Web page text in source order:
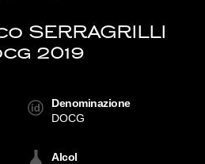
SERRAGRILLI
2019
Denominazione
DOCG
Alcol